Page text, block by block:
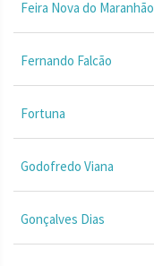
Feira Nova do Maranhão
Fernando Falcão
Fortuna
Godofredo Viana
Gonçalves Dias